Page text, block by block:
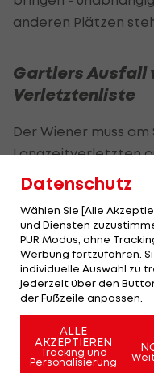
anderen Plätzen
Gartlers Ausfall
Verletztenliste
Der Wiener muss
Langzeitverletzten
Jonas Auer
und
Donnerstag eine
bereits am Freitag
aus. Dafür stehen
Strunz wieder zur
Die
aufThomas Sabitzer
trotz Jochbeinbruch
Datenschutz
Wählen Sie [Alle
und Diensten
PUR Modus, ohne
Werbung fortzufahren.
individuelle Auswahl zu
jederzeit über den
der Fußzeile anpassen.
ALLE
AKZEPTIEREN
Tracking und
Personalisierung